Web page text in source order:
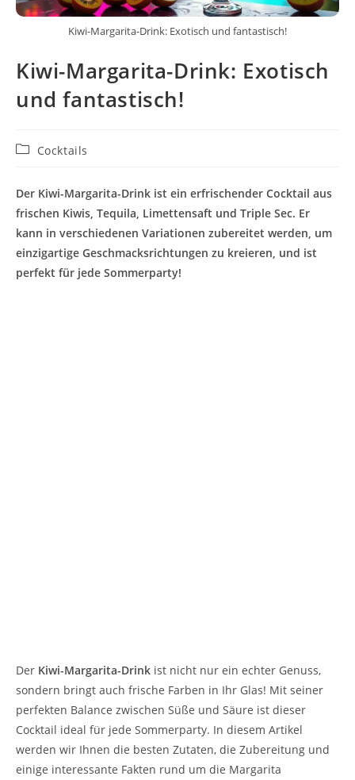
Kiwi-Margarita-Drink: Exotisch und fantastisch!
Kiwi-Margarita-Drink: Exotisch
und fantastisch!
Beitrags-
Cocktails
Der Kiwi-Margarita-Drink ist ein erfrischender Cocktail aus
frischen Kiwis, Tequila, Limettensaft und Triple Sec. Er
kann in verschiedenen Variationen zubereitet werden, um
einzigartige Geschmacksrichtungen zu kreieren, und ist
perfekt für jede Sommerparty!
Der Kiwi-Margarita-Drink ist nicht nur ein echter Genuss,
sondern bringt auch frische Farben in Ihr Glas! Mit seiner
perfekten Balance zwischen Süße und Säure ist dieser
Cocktail ideal für jede Sommerparty. In diesem Artikel
werden wir Ihnen die besten Zutaten, die Zubereitung und
einige interessante Fakten rund um die Margarita